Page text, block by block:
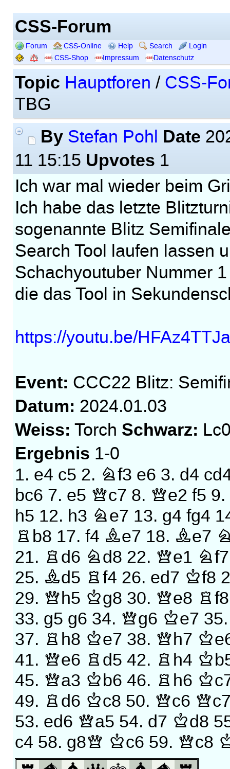
CSS-Forum
Forum CSS-Online Help Search
Login
CSS-Shop
Impressum Datenschutz
Topic Hauptforen / CSS-
TBG
By Stefan Pohl Date
11 15:15 Upvotes 1
Ich war mal wieder beim
Ich habe das letzte
sogenannte Blitz
Search Tool laufen lassen
Schachyoutuber Nummer
die das Tool in
https://youtu.be/
Event: CCC22 Blitz:
Datum: 2024.01.03
Weiss: Torch Schwarz:
Ergebnis 1-0
1. e4 c5 2. Nf3 e6 3. d4
bc6 7. e5 Qc7 8. Qe2 f5 9.
h5 12. h3 Ne7 13. g4 fg4
Rb8 17. f4 Be7 18. Be7
21. Rd6 Nd8 22. Qe1 Nf7
25. Bd5 Rf4 26. ed7 Kf8
29. Qh5 Kg8 30. Qe8 Rf8
33. g5 g6 34. Qg6 Ke7
37. Rh8 Ke7 38. Qh7
41. Qe6 Rd5 42. Rh4
45. Qa3 Kb6 46. Rh6
49. Rd6 Kc8 50. Qc6
53. ed6 Qa5 54. d7 Kd8
c4 58. g8Q Kc6 59. Qc8